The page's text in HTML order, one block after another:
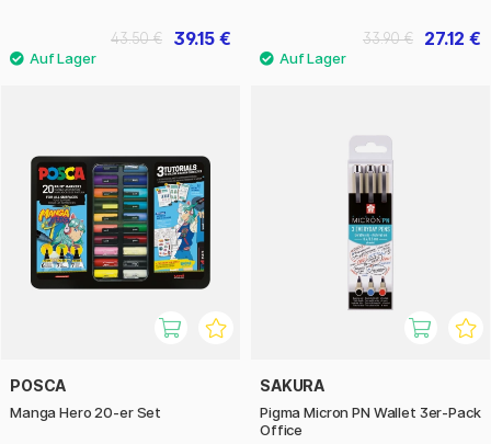
39.15 €
43.50 € 27.12 €
33.90 €
POSCA
Manga Hero 20-er Set
SAKURA
Pigma Micron PN Wallet 3er-Pack
Office